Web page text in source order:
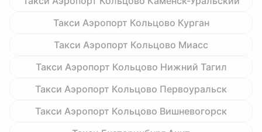
Такси Аэропорт Кольцово Курган
Такси Аэропорт Кольцово Миасс
Такси Аэропорт Кольцово Нижний Тагил
Такси Аэропорт Кольцово Первоуральск
Такси Аэропорт Кольцово Вишневогорск